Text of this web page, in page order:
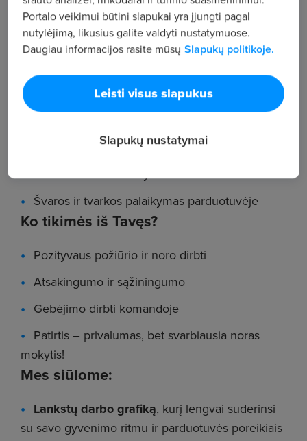
Malonus klientų aptarnavimas
nustatytų standartų
Darbas su kasos aparatu – viską išmoksi su
suteiksime aiškius mokymus.
Švaros ir tvarkos palaikymas parduotuvėje
Ko tikimės iš Tavęs?
Pozityvaus požiūrio ir noro dirbti
Atsakingumo ir sąžiningumo
Gebėjimo dirbti komandoje
Patirtis – privalumas, bet svarbiausia noras
mokytis!
Mes siūlome:
Lankstų darbo grafiką, kurį lengvai suderinsi
su savo gyvenimo ritmu ir parduotuvės poreikiais
Portalo veikimui būtini slapukai yra įjungti pagal
nutylėjimą, likusius galite valdyti nustatymuose.
Daugiau informacijos rasite mūsų Slapukų politikoje.
Leisti visus slapukus
Slapukų nustatymai